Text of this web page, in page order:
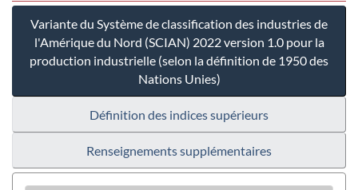
Variante du Système de classification des industries de
l'Amérique du Nord (SCIAN) 2022 version 1.0 pour la
production industrielle (selon la définition de 1950 des
Nations Unies)
Définition des indices supérieurs
Renseignements supplémentaires